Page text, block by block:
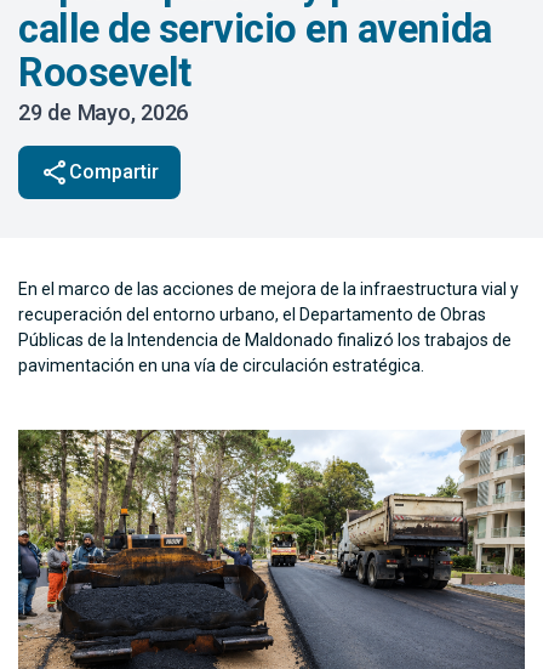
calle de servicio en avenida
Roosevelt
29 de Mayo, 2026
share Compartir
En el marco de las acciones de mejora de la infraestructura vial y
recuperación del entorno urbano, el Departamento de Obras
Públicas de la Intendencia de Maldonado finalizó los trabajos de
pavimentación en una vía de circulación estratégica.